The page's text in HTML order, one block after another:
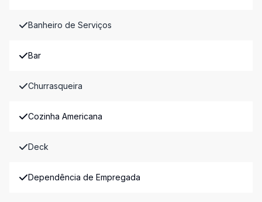
Banheiro de Serviços
Bar
Churrasqueira
Cozinha Americana
Deck
Dependência de Empregada